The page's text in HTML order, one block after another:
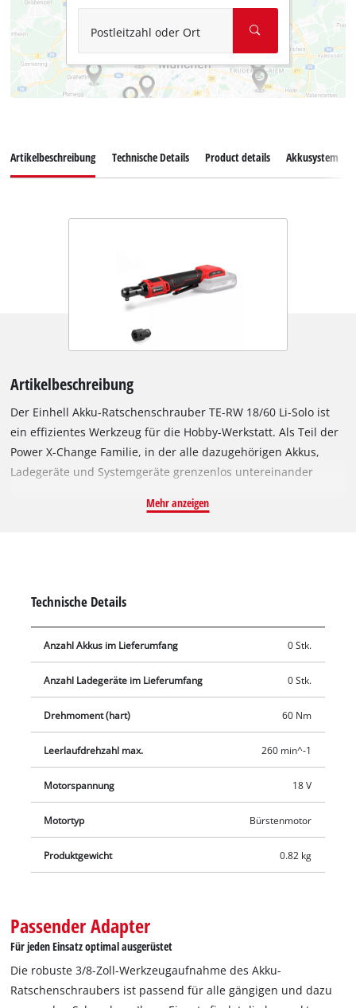
Postleitzahl oder Ort
Artikelbeschreibung Technische Details Product details Akkusystem
Artikelbeschreibung
Der Einhell Akku-Ratschenschrauber TE-RW 18/60 Li-Solo ist
ein effizientes Werkzeug für die Hobby-Werkstatt. Als Teil der
Power X-Change Familie, in der alle dazugehörigen Akkus,
Ladegeräte und Systemgeräte grenzenlos untereinander
Einsatz im Fahrzeugbereich. Kompakt gebaut und mit
Mit seiner robusten 3/8-Zoll-Werkzeugaufnahme und dem
hohen Drehmoment von 60 Nm kann der Ratschenschrauber
selbst fester sitzende Schrauben lösen und anziehen. Das
Schalter und mithilfe der stufenlosen Drehzahlelektronik kann
anwendungsgerecht gearbeitet werden. Der großflächige
Schalter ermöglicht eine Bedienung aus verschiedenen
Griffpositionen heraus. Damit auch in dunklen Bereichen
gearbeitet werden kann, ist der Akku-Ratschenschrauber mit
einem integrierten LED-Licht ausgestattet. Zum Lieferumfang
Lieferung erfolgt ohne Akku und Ladegerät. Diese sind separat
erhältlich.
Mehr anzeigen
Technische Details
Anzahl Akkus im Lieferumfang 0 Stk.
Anzahl Ladegeräte im Lieferumfang 0 Stk.
Drehmoment (hart) 60 Nm
Leerlaufdrehzahl max. 260 min^-1
Motorspannung 18 V
Motortyp Bürstenmotor
Produktgewicht 0.82 kg
Passender Adapter
Für jeden Einsatz optimal ausgerüstet
Die robuste 3/8-Zoll-Werkzeugaufnahme des Akku-
Ratschenschraubers ist passend für alle gängigen und dazu